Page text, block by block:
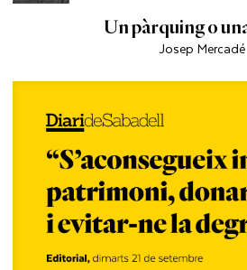
Un pàrquing o
Josep Mercadé